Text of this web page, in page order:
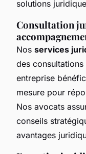
solutions
Consultation
Nos services
des
entreprise
mesure pour
Nos avocats
conseils
avantages